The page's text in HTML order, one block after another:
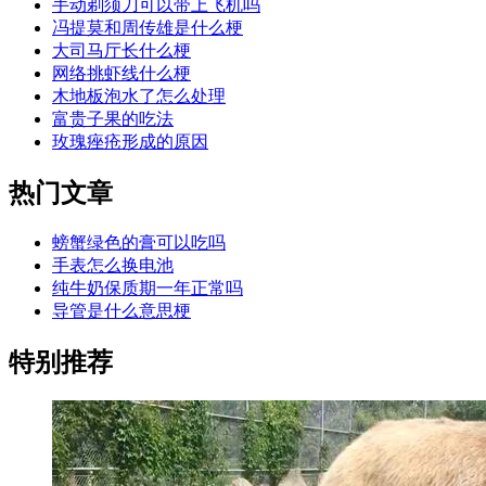
手动剃须刀可以带上飞机吗
冯提莫和周传雄是什么梗
大司马厅长什么梗
网络挑虾线什么梗
木地板泡水了怎么处理
富贵子果的吃法
玫瑰痤疮形成的原因
热门文章
螃蟹绿色的膏可以吃吗
手表怎么换电池
纯牛奶保质期一年正常吗
导管是什么意思梗
特别推荐